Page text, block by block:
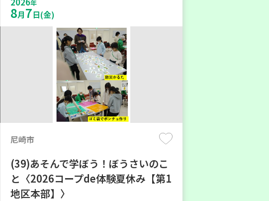
年
8月7日(金)
尼崎市
(39)あそんで学ぼう！ぼうさいのこ
と〈2026コープde体験夏休み【第1
地区本部】〉